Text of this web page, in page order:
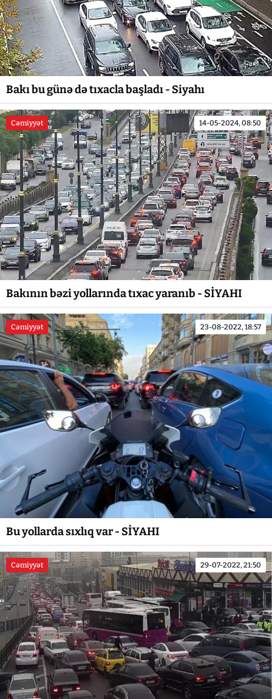
Bakı bu günə də tıxacla başladı - Siyahı
Cəmiyyət 14-05-2024, 08:50
Bakının bəzi yollarında tıxac yaranıb - SİYAHI
Cəmiyyət 23-08-2022, 18:57
Bu yollarda sıxlıq var - SİYAHI
Cəmiyyət 29-07-2022, 21:50